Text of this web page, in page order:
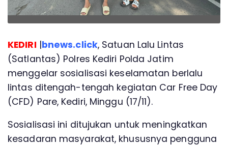
KEDIRI |bnews.click, Satuan Lalu Lintas
(Satlantas) Polres Kediri Polda Jatim
menggelar sosialisasi keselamatan berlalu
lintas ditengah-tengah kegiatan Car Free Day
(CFD) Pare, Kediri, Minggu (17/11).
Sosialisasi ini ditujukan untuk meningkatkan
kesadaran masyarakat, khususnya pengguna